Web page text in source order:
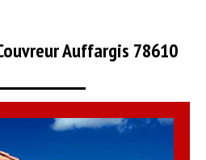
Auffargis 78610